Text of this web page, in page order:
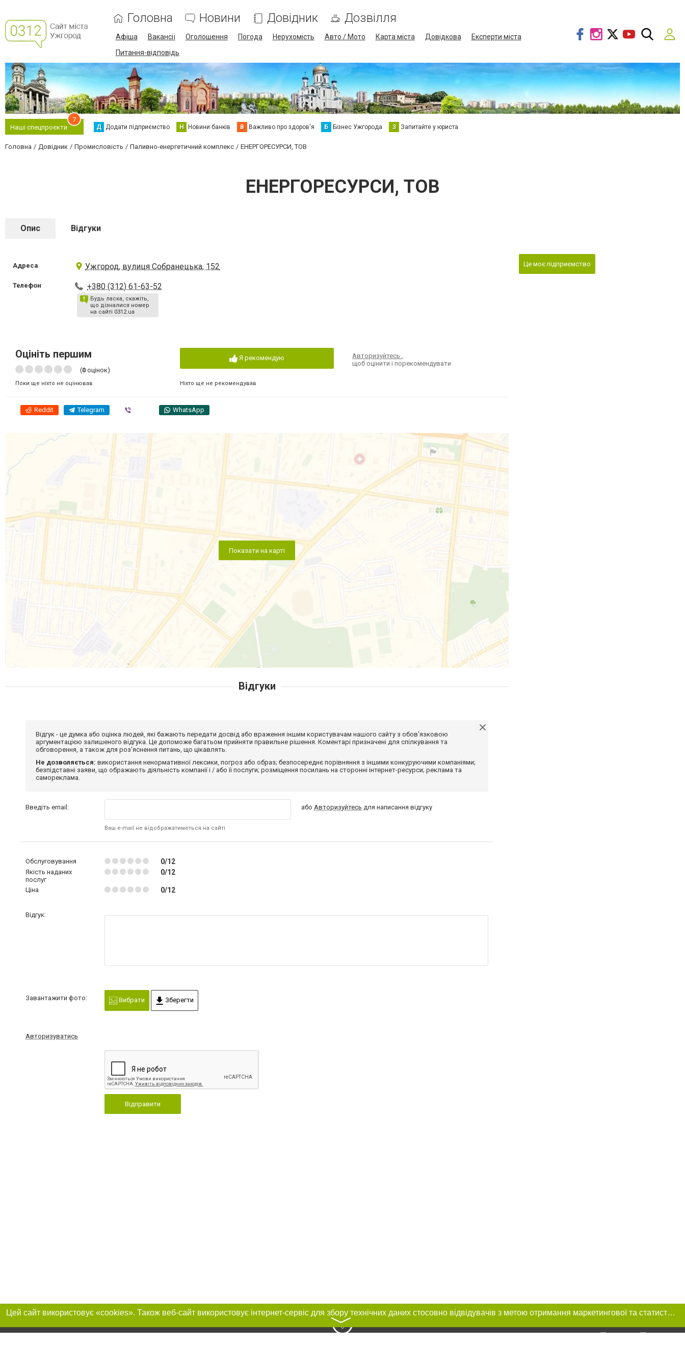
Головна Новини Довідник Дозвілля
Афіша Вакансії Оголошення Погода Нерухомість Авто / Мото Карта міста Довідкова
Експерти міста
Питання-відповідь
Наші спецпроєкти
7
Д Додати підприємство Н Новини банків В Важливо про здоров'я Б Бізнес Ужгорода З Запитайте у юриста
Головна Довідник Промисловість Паливно-енергетичний комплекс ЕНЕРГОРЕСУРСИ, ТОВ
ЕНЕРГОРЕСУРСИ, ТОВ
Опис Відгуки
Адреса Ужгород, вулиця Собранецька, 152
Телефон +380 (312) 61-63-52
Будь ласка, скажіть,
що дізналися номер
на сайті 0312.ua
Оцініть першим
(0 оцінок)
Поки ще ніхто не оцінював
Я рекомендую
Ніхто ще не рекомендував
Авторизуйтесь,
щоб оцінити і порекомендувати
Reddit Telegram WhatsApp
Показати на карті
Це моє підприємство
Відгуки
Відгук - це думка або оцінка людей, які бажають передати досвід або враження іншим користувачам нашого сайту з обов'язковою
аргументацією залишеного відгука. Це допоможе багатьом прийняти правильне рішення. Коментарі призначені для спілкування та
обговорення, а також для роз'яснення питань, що цікавлять.
Не дозволяється: використання ненормативної лексики, погроз або образ; безпосереднє порівняння з іншими конкуруючими компаніями;
безпідставні заяви, що ображають діяльність компанії і / або її послуги; розміщення посилань на сторонні інтернет-ресурси; реклама та
самореклама.
Введіть email:
Ваш e-mail не відображатиметься на сайті
абоАвторизуйтесь для написання відгуку
Обслуговування 0/12
Якість наданих
послуг
0/12
Ціна 0/12
Відгук:
Завантажити фото: Вибрати Зберегти
Авторизуватись
Відправити
Цей сайт використовує «cookies». Також веб-сайт використовує інтернет-сервіс для збору технічних даних стосовно відвідувачів з метою отримання маркетингової та статистичної інформації. Умови обробки даних відвідувачів сайту див.
〉